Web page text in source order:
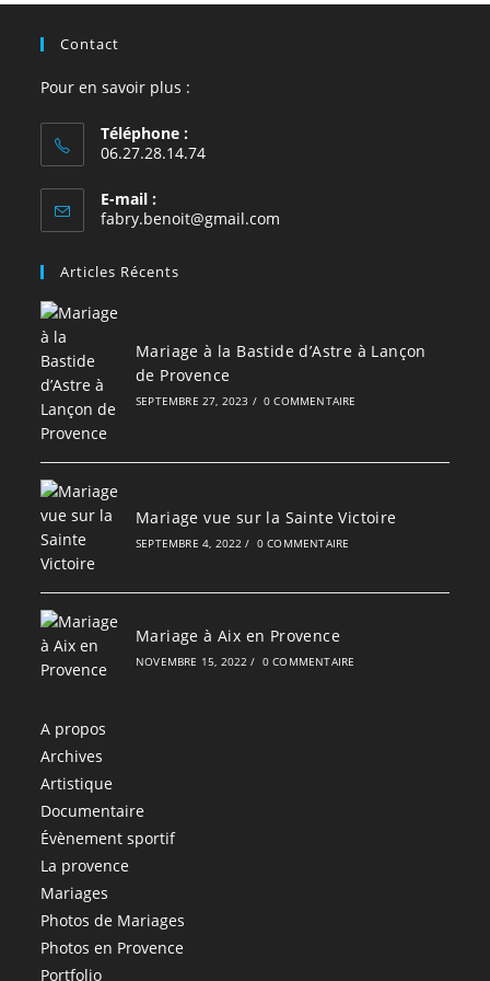
Contact
Pour en savoir plus :
Téléphone :
06.27.28.14.74
E-mail :
fabry.benoit@gmail.com
Articles Récents
Mariage à la Bastide d’Astre à Lançon
de Provence
SEPTEMBRE 27, 2023 / 0 COMMENTAIRE
Mariage vue sur la Sainte Victoire
SEPTEMBRE 4, 2022 / 0 COMMENTAIRE
Mariage à Aix en Provence
NOVEMBRE 15, 2022 / 0 COMMENTAIRE
A propos
Archives
Artistique
Documentaire
Évènement sportif
La provence
Mariages
Photos de Mariages
Photos en Provence
Portfolio